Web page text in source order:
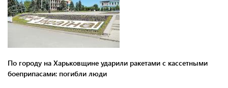
По городу на Харьковщине ударили ракетами с кассетными
боеприпасами: погибли люди